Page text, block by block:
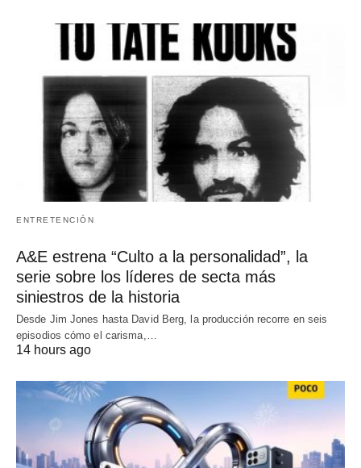
ENTRETENCIÓN
A&E estrena “Culto a la personalidad”, la
serie sobre los líderes de secta más
siniestros de la historia
Desde Jim Jones hasta David Berg, la producción recorre en seis
episodios cómo el carisma,…
14 hours ago